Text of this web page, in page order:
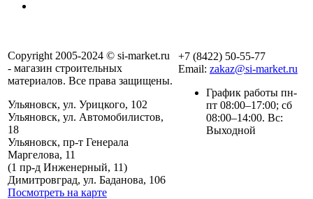
Copyright 2005-2024 © si-market.ru
- магазин строительных
материалов. Все права защищены.
Ульяновск, ул. Урицкого, 102
Ульяновск, ул. Автомобилистов,
18
Ульяновск, пр-т Генерала
Маргелова, 11
(1 пр-д Инженерный, 11)
Димитровград, ул. Баданова, 106
Посмотреть на карте
+7 (8422) 50-55-77
Email: zakaz@si-market.ru
График работы пн-
пт 08:00–17:00; сб
08:00–14:00. Вс:
Выходной